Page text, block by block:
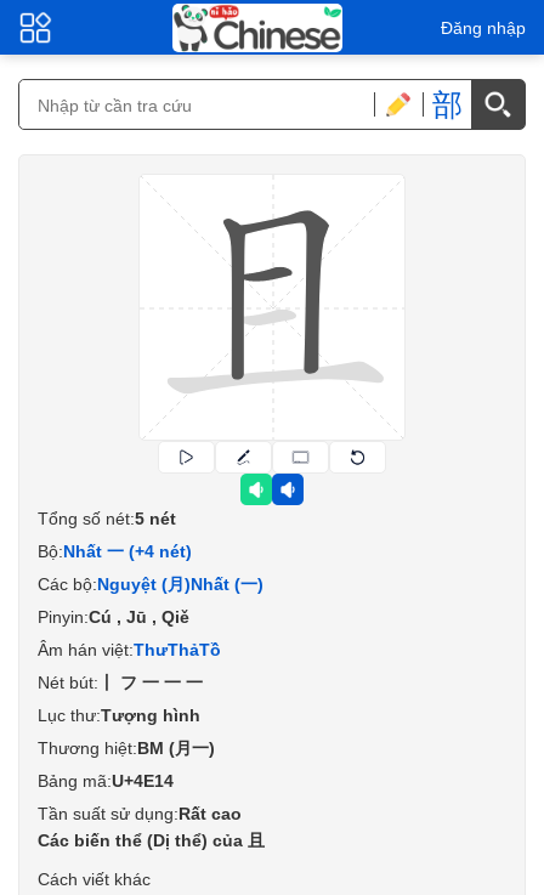
Đăng nhập
部
Tổng số nét:5 nét
Bộ:Nhất 一 (+4 nét)
Các bộ:Nguyệt (月)Nhất (一)
Pinyin:Cú , Jū , Qiě
Âm hán việt:ThưThảTồ
Nét bút: 丨フ一一一
Lục thư:Tượng hình
Thương hiệt:BM (月一)
Bảng mã:U+4E14
Tần suất sử dụng:Rất cao
Các biến thể (Dị thể) của 且
Cách viết khác